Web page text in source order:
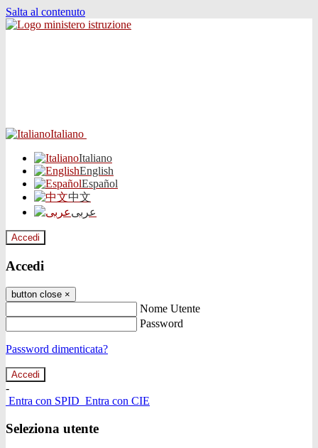
Salta al contenuto
Italiano
Italiano
English
Español
中文
عربى
Accedi
Accedi
button close ×
Nome Utente
Password
Password dimenticata?
-
Entra con SPID Entra con CIE
Seleziona utente